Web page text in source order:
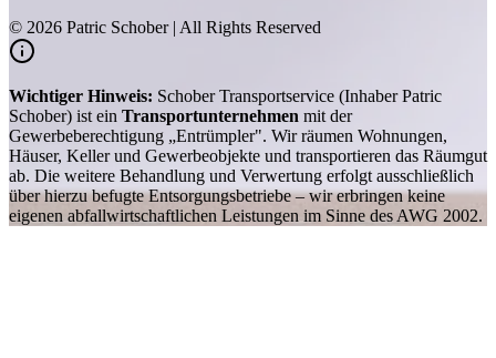
© 2026 Patric Schober | All Rights Reserved
Wichtiger Hinweis: Schober Transportservice (Inhaber Patric
Schober) ist ein Transportunternehmen mit der
Gewerbeberechtigung „Entrümpler". Wir räumen Wohnungen,
Häuser, Keller und Gewerbeobjekte und transportieren das Räumgut
ab. Die weitere Behandlung und Verwertung erfolgt ausschließlich
über hierzu befugte Entsorgungsbetriebe – wir erbringen keine
eigenen abfallwirtschaftlichen Leistungen im Sinne des AWG 2002.